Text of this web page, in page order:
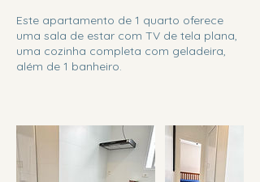
Este apartamento de 1 quarto oferece
uma sala de estar com TV de tela plana,
uma cozinha completa com geladeira,
além de 1 banheiro.